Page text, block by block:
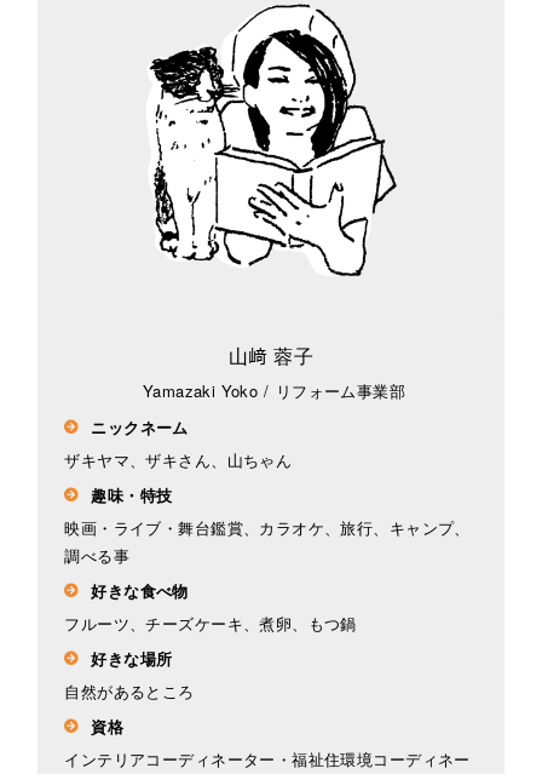
山﨑 蓉子
Yamazaki Yoko / リフォーム事業部
ニックネーム
ザキヤマ、ザキさん、山ちゃん
趣味・特技
映画・ライブ・舞台鑑賞、カラオケ、旅行、キャンプ、
調べる事
好きな食べ物
フルーツ、チーズケーキ、煮卵、もつ鍋
好きな場所
自然があるところ
資格
インテリアコーディネーター・福祉住環境コーディネー